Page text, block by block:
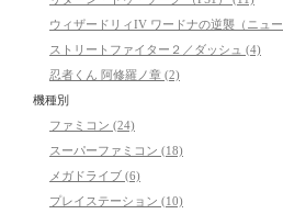
ウィザードリィIV ワードナの逆襲（ニュ
ストリートファイター２／ダッシュ (4)
忍者くん 阿修羅ノ章 (2)
機種別
ファミコン (24)
スーパーファミコン (18)
メガドライブ (6)
プレイステーション (10)